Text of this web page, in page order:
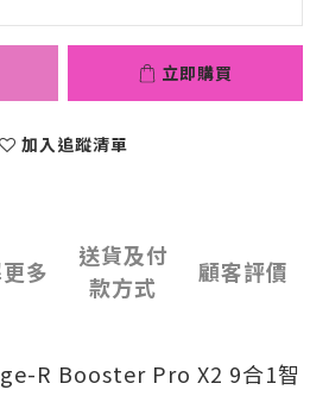
立即購買
加入追蹤清單
多
送貨及付
款方式
顧客評價
R Booster Pro X2 9合1智